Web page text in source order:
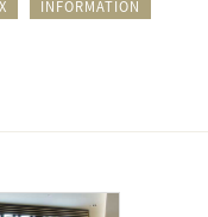
INFORMATION